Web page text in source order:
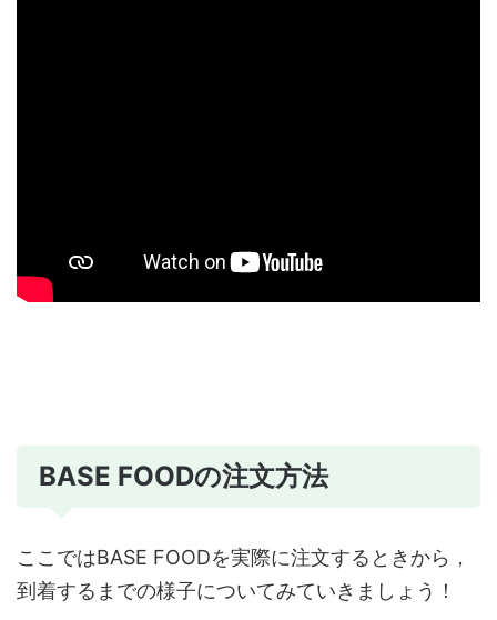
BASE FOODの注文方法
ここではBASE FOODを実際に注文するときから，
到着するまでの様子についてみていきましょう！